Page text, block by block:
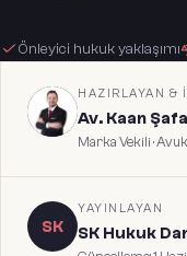
Önleyici hukuk yaklaşımı
HAZIRLAYAN &
Av. Kaan
Marka Vekili ·
SK
YAYINLAYAN
SK Hukuk